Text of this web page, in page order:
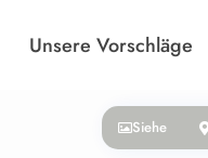
Unsere Vorschläge
Siehe